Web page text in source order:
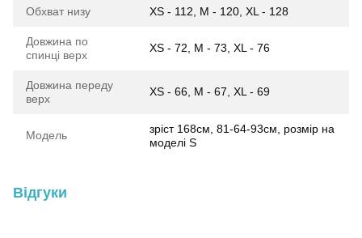
Обхват низу XS - 112, M - 120, XL - 128
Довжина по
спинці верх
XS - 72, M - 73, XL - 76
Довжина переду
верх
XS - 66, M - 67, XL - 69
Модель
зріст 168см, 81-64-93см, розмір на
моделі S
Відгуки